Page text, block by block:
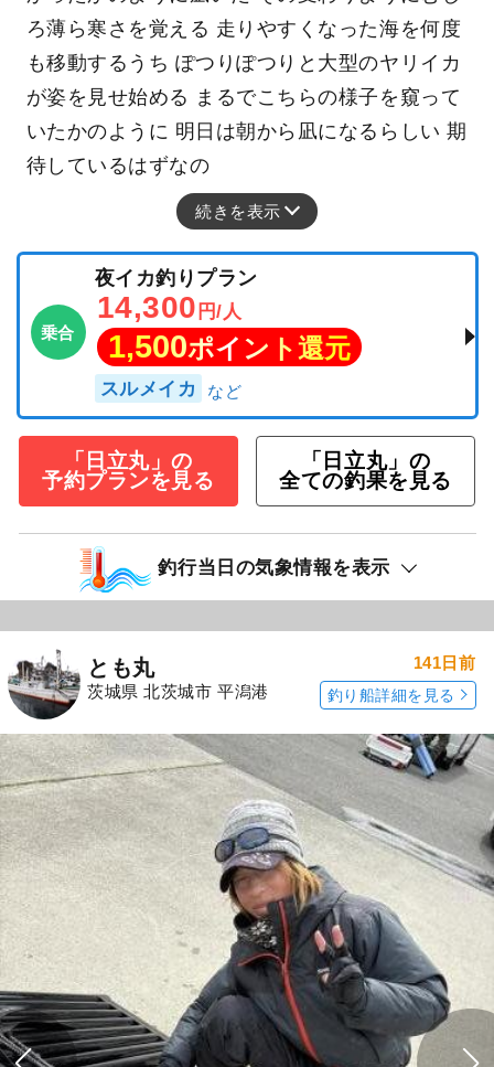
ろ薄ら寒さを覚える 走りやすくなった海を何度
も移動するうち ぽつりぽつりと大型のヤリイカ
が姿を見せ始める まるでこちらの様子を窺って
いたかのように 明日は朝から凪になるらしい 期
待しているはずなの
続きを表示
乗合
夜イカ釣りプラン
14,300 円/人
1,500ポイント還元
スルメイカ
「日立丸」の
予約プランを見る
「日立丸」の
全ての釣果を見る
釣行当日の気象情報を表示
とも丸
茨城県 北茨城市 平潟港
141日前
釣り船詳細を見る